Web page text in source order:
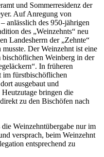
und Sommerresidenz der
Auf Anregung von
anlässlich des 950-jährigen
des „Weinzehnts“ neu
Landesherrn der „Zehnte“
Der Weinzehnt ist eine
Weinberg in der
In früheren
im fürstbischöflichen
ausgebaut und
bringen die
zu den Bischöfen nach
Weinzehntübergabe nur im
versprach, beim Weinzehnt
entsprechend zu